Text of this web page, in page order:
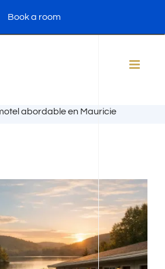
abordable en Mauricie
Book a room